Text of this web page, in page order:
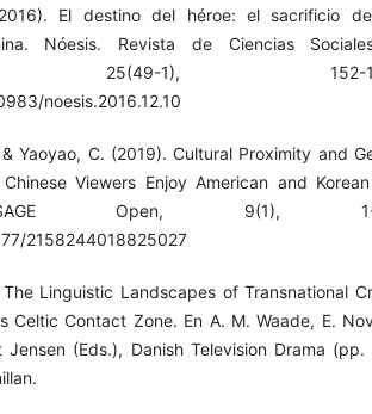
El destino del héroe: el sacrificio
Nóesis. Revista de Ciencias
25(49-1), 152-
noesis.2016.12.10
Yaoyao, C. (2019). Cultural Proximity and
Viewers Enjoy American and
Open, 9(1), 1-
2158244018825027
Linguistic Landscapes of Transnational
Celtic Contact Zone. En A. M. Waade, E.
Jensen (Eds.), Danish Television Drama